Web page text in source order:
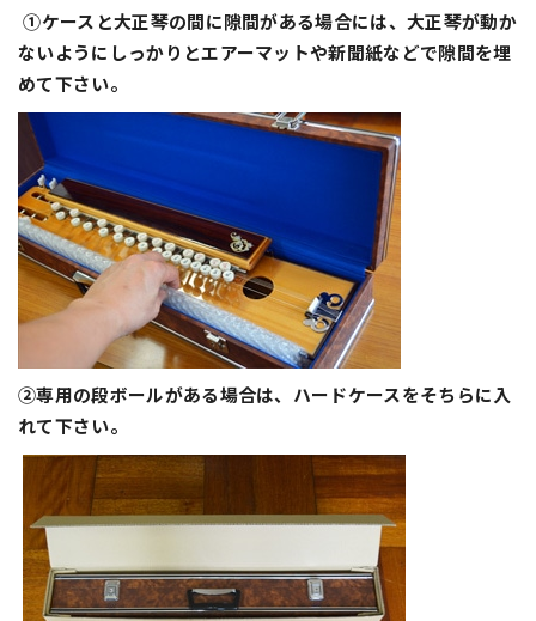
①ケースと大正琴の間に隙間がある場合には、大正琴が動か
ないようにしっかりとエアーマットや新聞紙などで隙間を埋
めて下さい。
②専用の段ボールがある場合は、ハードケースをそちらに入
れて下さい。